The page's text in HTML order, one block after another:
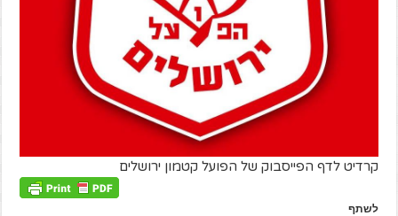
קרדיט לדף הפייסבוק של הפועל קטמון ירושלים
לשתף